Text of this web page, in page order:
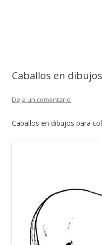
Caballos en
Deja un comentario
Caballos en dibujos para